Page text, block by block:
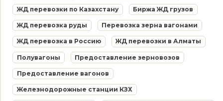
ЖД перевозки по Казахстану Биржа ЖД грузов
ЖД перевозка руды Перевозка зерна вагонами
ЖД перевозка в Россию ЖД перевозки в Алматы
Полувагоны Предоставление зерновозов
Предоставление вагонов
Железнодорожные станции КЗХ